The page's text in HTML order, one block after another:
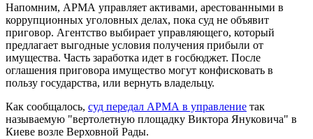
Напомним, АРМА управляет активами, арестованными в
коррупционных уголовных делах, пока суд не объявит
приговор. Агентство выбирает управляющего, который
предлагает выгодные условия получения прибыли от
имущества. Часть заработка идет в госбюджет. После
оглашения приговора имущество могут конфисковать в
пользу государства, или вернуть владельцу.
Как сообщалось, суд передал АРМА в управление так
называемую "вертолетную площадку Виктора Януковича" в
Киеве возле Верховной Рады.